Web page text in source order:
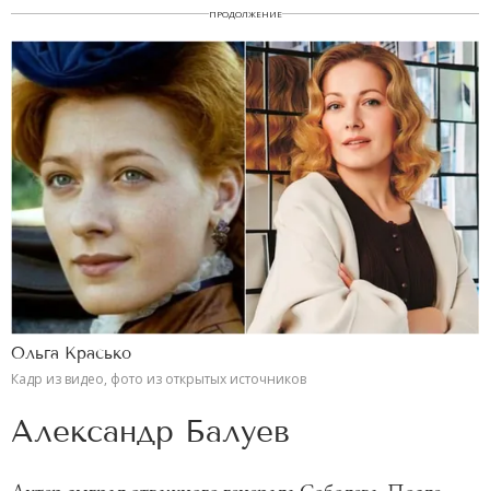
ПРОДОЛЖЕНИЕ
Ольга Красько
Кадр из видео, фото из открытых источников
Александр Балуев